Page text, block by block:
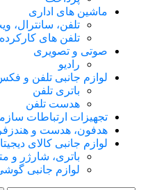
ماشین های اداری
تلفن، سانترال،
تلفن های
صوتی و تصویری
رادیو
لوازم جانبی تلفن و
باتری تلفن
هدست تلفن
تجهیزات ارتباطات
هدفون، هدست و
لوازم جانبی کالای
باتری، شارژر و
لوازم جانبی